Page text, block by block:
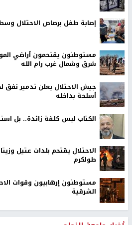
إصابة طفل برصاص الاحتلال
مستوطنون يقتحمون أراضي
شرق وشمال غرب رام الله
جيش الاحتلال يعلن تدمير نفق
أسلحة بداخله
الكتاب ليس كلفة زائدة.. بل
الاحتلال يقتحم بلدات عتيل
طولكرم
مستوطنون إرهابيون وقوات
الشرقية